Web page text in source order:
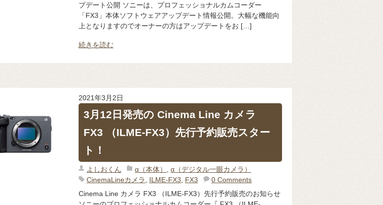
プデート公開 ソニーは、プロフェッショナルカムコーダー
「FX3」本体ソフトウェアアップデート情報公開。大幅な機能向
上となりますのでオーナーの方はアップデートをお […]
続きを読む
2021年3月2日
3月12日発売の Cinema Line カメラ
FX3 （ILME-FX3）先行予約販売スター
ト！
よしおくん α（本体） , α（デジタル一眼カメラ）
CinemaLineカメラ, ILME-FX3, FX3
0 Comments
Cinema Line カメラ FX3 （ILME-FX3）先行予約販売のお知らせ